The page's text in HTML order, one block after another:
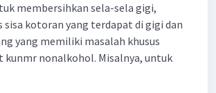
membersihkan sela-sela gigi,
kotoran yang terdapat di gigi dan
yang memiliki masalah khusus
kunmr nonalkohol. Misalnya, untuk